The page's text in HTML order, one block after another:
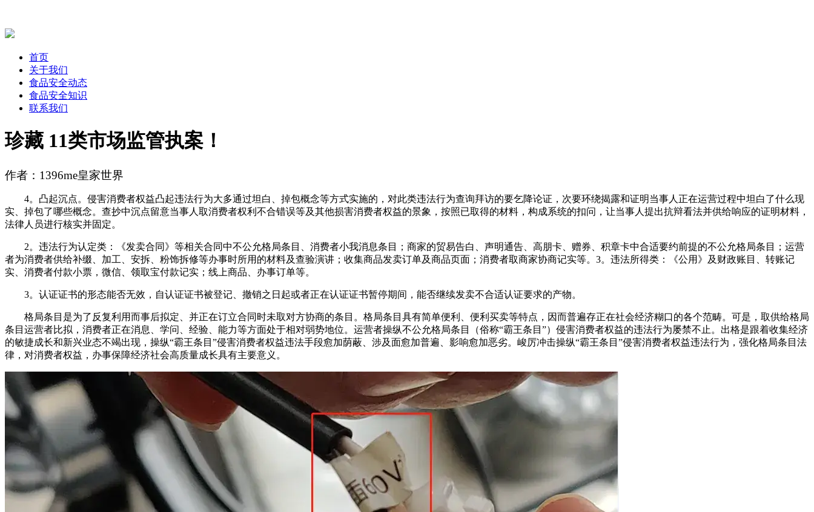
首页
关于我们
食品安全动态
食品安全知识
联系我们
珍藏 11类市场监管执案！
作者：1396me皇家世界
4。凸起沉点。侵害消费者权益凸起违法行为大多通过坦白、掉包概念等方式实施的，对此类违法行为查询拜访的要乞降论证，次要环绕揭露和证明当事人正在运营过程中坦白了什么现
实、掉包了哪些概念。查抄中沉点留意当事人取消费者权利不合错误等及其他损害消费者权益的景象，按照已取得的材料，构成系统的扣问，让当事人提出抗辩看法并供给响应的证明材料，
法律人员进行核实并固定。
2。违法行为认定类：《发卖合同》等相关合同中不公允格局条目、消费者小我消息条目；商家的贸易告白、声明通告、高朋卡、赠券、积章卡中合适要约前提的不公允格局条目；运营
者为消费者供给补缀、加工、安拆、粉饰拆修等办事时所用的材料及查验演讲；收集商品发卖订单及商品页面；消费者取商家协商记实等。3。违法所得类：《公用》及财政账目、转账记
实、消费者付款小票，微信、领取宝付款记实；线上商品、办事订单等。
3。认证证书的形态能否无效，自认证证书被登记、撤销之日起或者正在认证证书暂停期间，能否继续发卖不合适认证要求的产物。
格局条目是为了反复利用而事后拟定、并正在订立合同时未取对方协商的条目。格局条目具有简单便利、便利买卖等特点，因而普遍存正在社会经济糊口的各个范畴。可是，取供给格局
条目运营者比拟，消费者正在消息、学问、经验、能力等方面处于相对弱势地位。运营者操纵不公允格局条目（俗称“霸王条目”）侵害消费者权益的违法行为屡禁不止。出格是跟着收集经济
的敏捷成长和新兴业态不竭出现，操纵“霸王条目”侵害消费者权益违法手段愈加荫蔽、涉及面愈加普遍、影响愈加恶劣。峻厉冲击操纵“霸王条目”侵害消费者权益违法行为，强化格局条目法
律，对消费者权益，办事保障经济社会高质量成长具有主要意义。